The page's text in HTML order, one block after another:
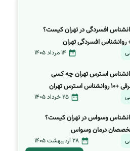
افسردگی در تهران کیست؟
14 مرداد 1405
استرس تهران چه کسی
استرس تهران
25 خرداد 1405
وسواس در تهران کیست؟
درمان وسواس
28 اردیبهشت 1405